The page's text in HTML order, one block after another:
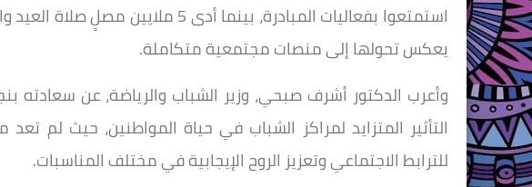
استمتعوا بفعاليات المبادرة، بينما
يعكس تحولها إلى منصات مجتمعية متكاملة.
وأعرب الدكتور أشرف صبحي، وزير الشباب والرياضة، عن سعادته
التأثير المتزايد لمراكز الشباب في حياة المواطنين، حيث لم
للترابط الاجتماعي وتعزيز الروح الإيجابية في مختلف المناسبات.